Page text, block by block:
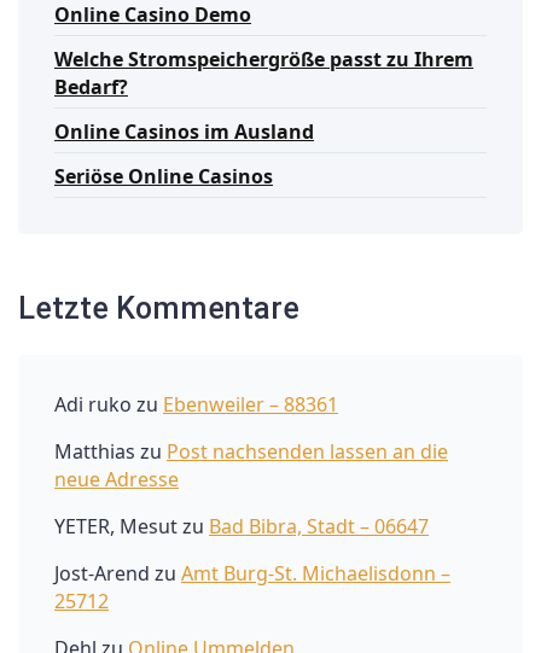
Online Casino Demo
Welche Stromspeichergröße passt zu Ihrem
Bedarf?
Online Casinos im Ausland
Seriöse Online Casinos
Letzte Kommentare
Adi ruko zu Ebenweiler – 88361
Matthias zu Post nachsenden lassen an die
neue Adresse
YETER, Mesutzu Bad Bibra, Stadt – 06647
Jost-Arend zu Amt Burg-St. Michaelisdonn –
25712